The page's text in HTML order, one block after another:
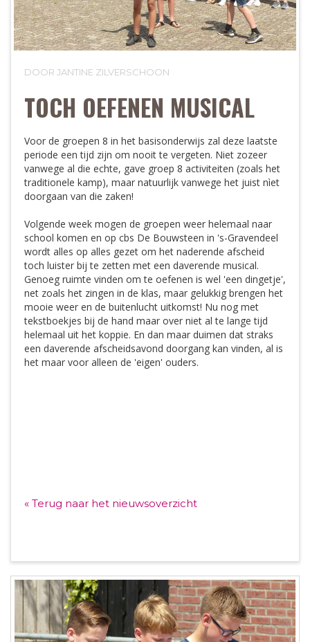
DOOR JANTINE ZILVERSCHOON
TOCH OEFENEN MUSICAL
Voor de groepen 8 in het basisonderwijs zal deze laatste
periode een tijd zijn om nooit te vergeten. Niet zozeer
vanwege al die echte, gave groep 8 activiteiten (zoals het
traditionele kamp), maar natuurlijk vanwege het juist nìet
doorgaan van die zaken!
Volgende week mogen de groepen weer helemaal naar
school komen en op cbs De Bouwsteen in 's-Gravendeel
wordt alles op alles gezet om het naderende afscheid
toch luister bij te zetten met een daverende musical.
Genoeg ruimte vinden om te oefenen is wel 'een dingetje',
net zoals het zingen in de klas, maar gelukkig brengen het
mooie weer en de buitenlucht uitkomst! Nu nog met
tekstboekjes bij de hand maar over niet al te lange tijd
helemaal uit het koppie. En dan maar duimen dat straks
een daverende afscheidsavond doorgang kan vinden, al is
het maar voor alleen de 'eigen' ouders.
« Terug naar het nieuwsoverzicht